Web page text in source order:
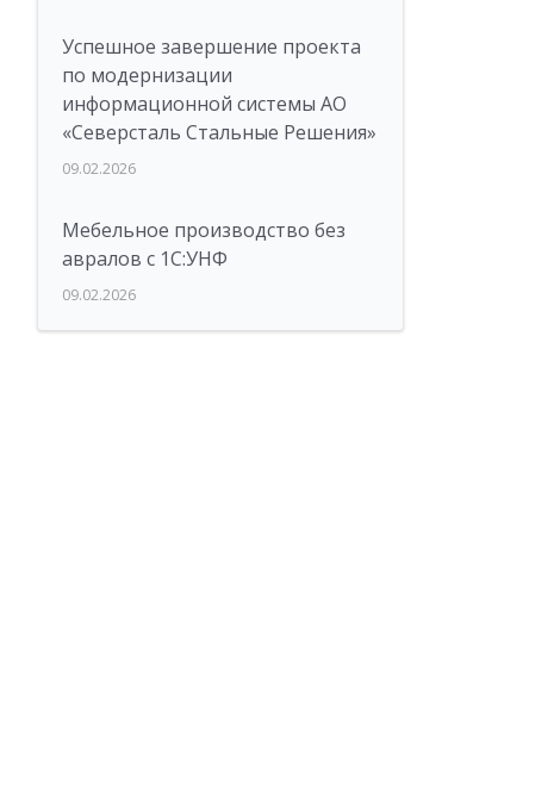
Успешное завершение проекта
по модернизации
информационной системы АО
«Северсталь Стальные Решения»
09.02.2026
Мебельное производство без
авралов с 1С:УНФ
09.02.2026